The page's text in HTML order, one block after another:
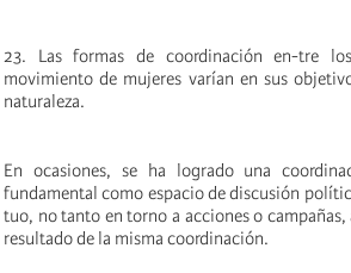
23. Las formas de coordinación en-tre
movimiento de mujeres varían en sus
naturaleza.
En ocasiones, se ha logrado una
fundamental como espacio de discusión
tuo, no tanto en torno a acciones o campañas,
resultado de la misma coordinación.